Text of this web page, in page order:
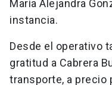
María Alejandra
instancia.
Desde el operativo
gratitud a Cabrera
transporte, a precio